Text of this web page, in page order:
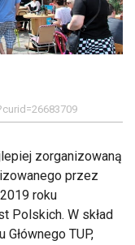
zorganizowaną
przez
roku
Polskich. W skład
TUP,